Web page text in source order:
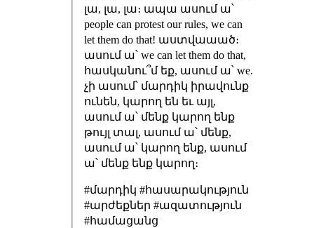
լա, լա, լա։ ապա ասում ա՝
people can protest our rules, we can
let them do that! աստվաաած։
ասում ա՝ we can let them do that,
հասկանու՞մ եք, ասում ա՝ we.
չի ասում՝ մարդիկ իրավունք
ունեն, կարող են եւ այլ,
ասում ա՝ մենք կարող ենք
թույլ տալ, ասում ա՝ մենք,
ասում ա՝ կարող ենք, ասում
ա՝ մենք ենք կարող։
#մարդիկ #հասարակություն
#արժեքներ #ազատություն
#համացանց